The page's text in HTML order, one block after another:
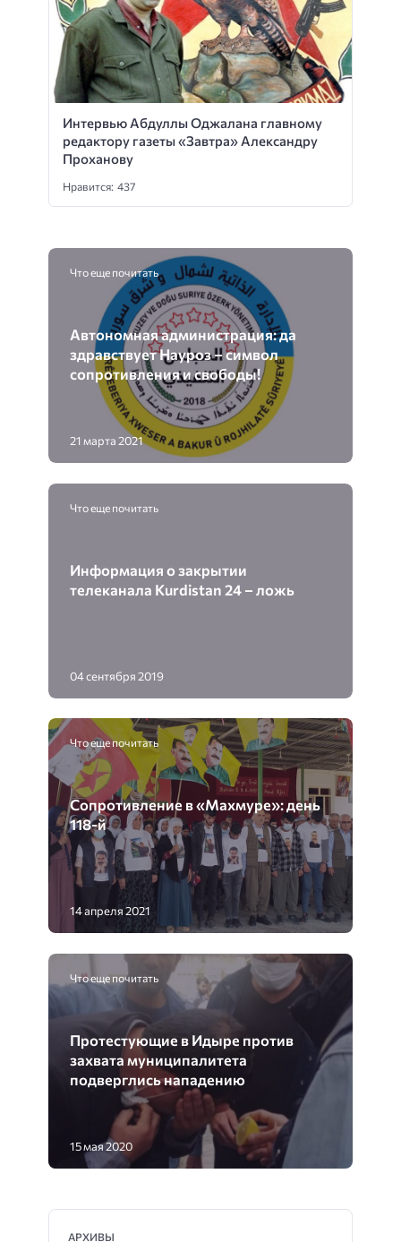
Интервью Абдуллы Оджалана главному
редактору газеты «Завтра» Александру
Проханову
Нравится: 437
Что еще почитать
Автономная администрация: да
здравствует Науроз – символ
сопротивления и свободы!
21 марта 2021
Что еще почитать
Информация о закрытии
телеканала Kurdistan 24 – ложь
04 сентября 2019
Что еще почитать
Сопротивление в «Махмуре»: день
118-й
14 апреля 2021
Что еще почитать
Протестующие в Идыре против
захвата муниципалитета
подверглись нападению
15 мая 2020
АРХИВЫ